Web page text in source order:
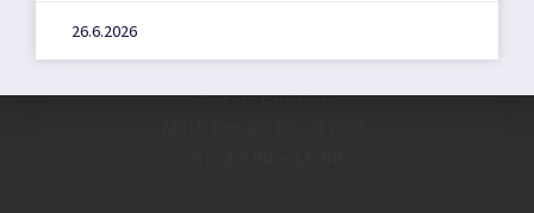
Náměstí 36,
542 42 Pilníkov
26.6.2026